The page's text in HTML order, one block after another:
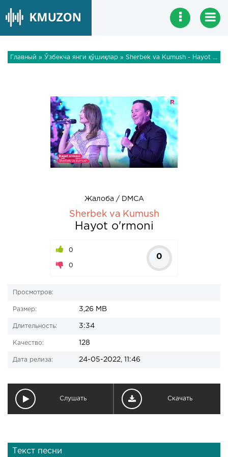
Главный » Ўзбекча янги қўшиқлар » Sherbek va Kumush - Hayot o'rmoni
Жалоба / DMCA
Sherbek va Kumush
Hayot o'rmoni
0
0
0
Просмотров:
Размер: 3,26 MB
Длительность: 3:34
Качество: 128
Дата релиза: 24-05-2022, 11:46
Слушать Скачать
Текст песни